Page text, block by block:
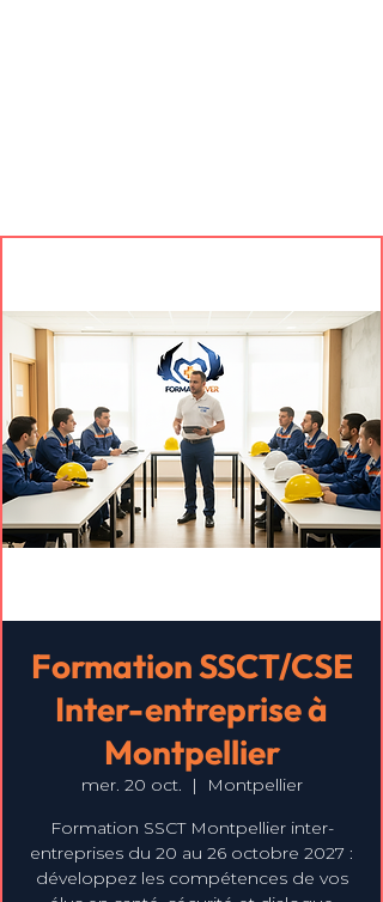
Formation SSCT/CSE
Inter-entreprise à
Montpellier
mer. 20 oct.
  |
Montpellier
Formation SSCT Montpellier inter-
entreprises du 20 au 26 octobre 2027 :
développez les compétences de vos